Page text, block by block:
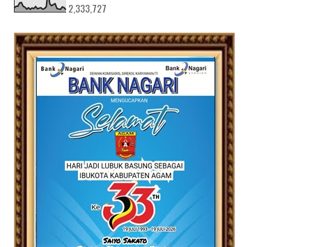
2,333,727